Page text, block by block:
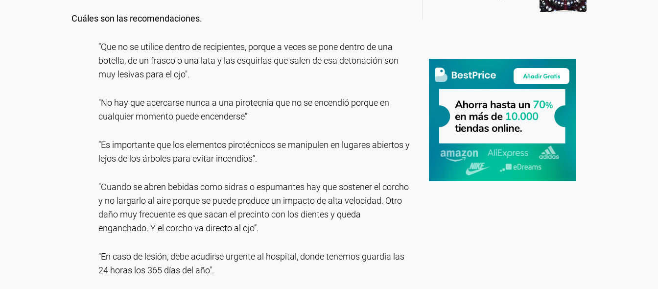
Cuáles son las recomendaciones.
“Que no se utilice dentro de recipientes, porque a veces se pone dentro de una
botella, de un frasco o una lata y las esquirlas que salen de esa detonación son
muy lesivas para el ojo".
"No hay que acercarse nunca a una pirotecnia que no se encendió porque en
cualquier momento puede encenderse”
“Es importante que los elementos pirotécnicos se manipulen en lugares abiertos y
lejos de los árboles para evitar incendios”.
"Cuando se abren bebidas como sidras o espumantes hay que sostener el corcho
y no largarlo al aire porque se puede produce un impacto de alta velocidad. Otro
daño muy frecuente es que sacan el precinto con los dientes y queda
enganchado. Y el corcho va directo al ojo”.
“En caso de lesión, debe acudirse urgente al hospital, donde tenemos guardia las
24 horas los 365 días del año".